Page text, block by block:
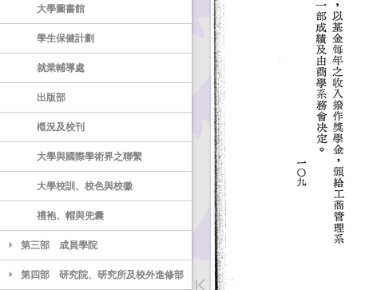
大學圖書館
學生保健計劃
就業輔導處
出版部
槪況及校刊
大學與國際學術界之聯繫
大學校訓、校色與校徽
禮袍、帽與兜囊
第三部 成員學院
第四部 研究院、研究所及校外進修部